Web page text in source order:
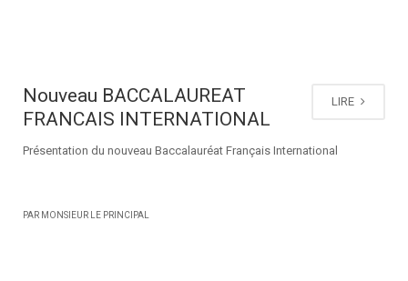
LIRE
Nouveau BACCALAUREAT
FRANCAIS INTERNATIONAL
Présentation du nouveau Baccalauréat Français International
PAR MONSIEUR LE PRINCIPAL